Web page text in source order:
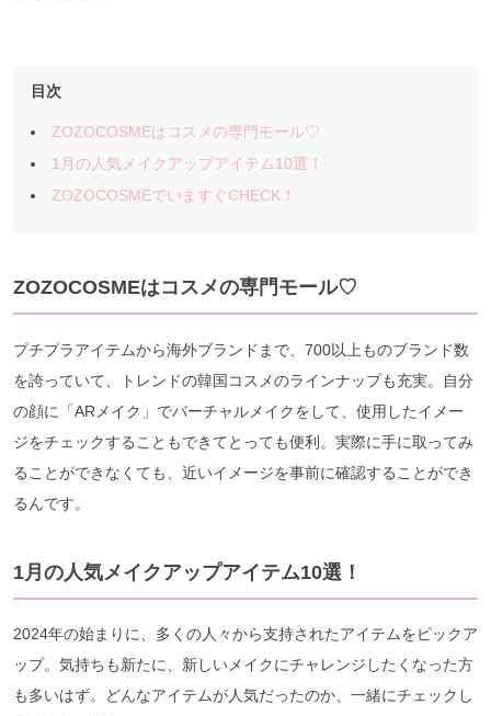
目次
ZOZOCOSMEはコスメの専門モール♡
1月の人気メイクアップアイテム10選！
ZOZOCOSMEでいますぐCHECK！
ZOZOCOSMEはコスメの専門モール♡
プチプラアイテムから海外ブランドまで、700以上ものブランド数
を誇っていて、トレンドの韓国コスメのラインナップも充実。自分
の顔に「ARメイク」でバーチャルメイクをして、使用したイメー
ジをチェックすることもできてとっても便利。実際に手に取ってみ
ることができなくても、近いイメージを事前に確認することができ
るんです。
1月の人気メイクアップアイテム10選！
2024年の始まりに、多くの人々から支持されたアイテムをピックア
ップ。気持ちも新たに、新しいメイクにチャレンジしたくなった方
も多いはず。どんなアイテムが人気だったのか、一緒にチェックし